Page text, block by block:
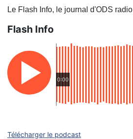
Le Flash Info, le journal d'ODS radio
Flash Info
0:00
Télécharger le podcast